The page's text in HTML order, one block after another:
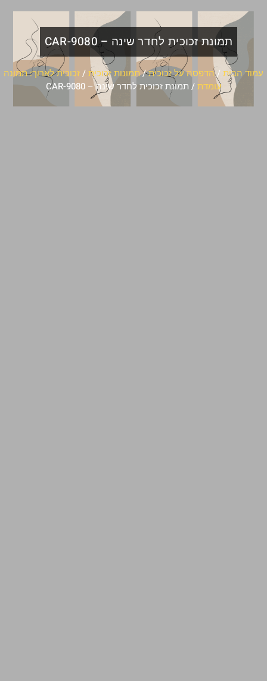
תמונת זכוכית לחדר שינה – CAR-9080
עמוד הבית /הדפסה על זכוכית/תמונות זכוכית/זכוכית לארוך: תמונה
עומדת/ תמונת זכוכית לחדר שינה – CAR-9080